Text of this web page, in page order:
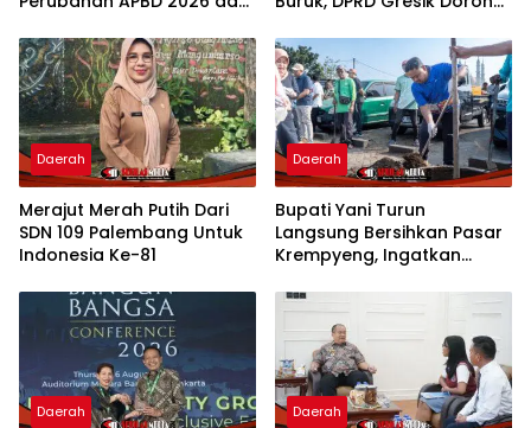
Daerah
Merajut Merah Putih Dari
SDN 109 Palembang Untuk
Indonesia Ke-81
Daerah
Bupati Yani Turun
Langsung Bersihkan Pasar
Krempyeng, Ingatkan
Panjang
Daerah Daerah